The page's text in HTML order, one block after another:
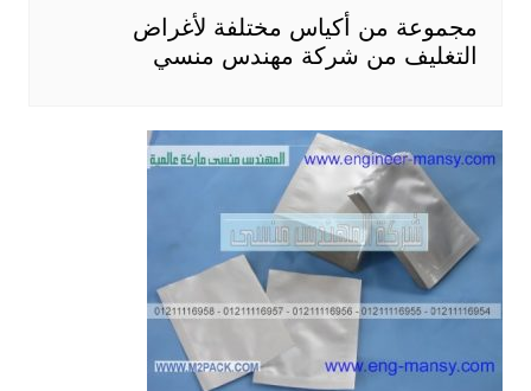
مجموعة من أكياس مختلفة لأغراض
التغليف من شركة مهندس منسي